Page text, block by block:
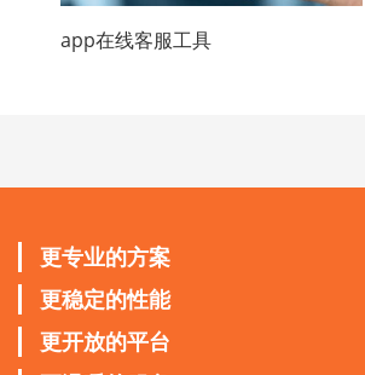
app在线客服工具
更专业的方案
更稳定的性能
更开放的平台